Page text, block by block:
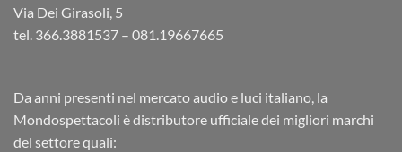
Via Dei Girasoli, 5
tel. 366.3881537 – 081.19667665
Da anni presenti nel mercato audio e luci italiano, la
Mondospettacoli è distributore ufficiale dei migliori marchi
del settore quali: